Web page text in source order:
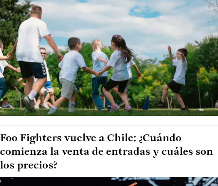
Foo Fighters vuelve a Chile: ¿Cuándo
comienza la venta de entradas y cuáles son
los precios?